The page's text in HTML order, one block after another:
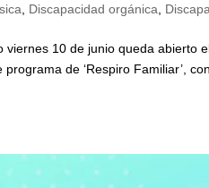
, Discapacidad orgánica,
viernes 10 de junio queda abierto
programa de ‘Respiro Familiar’,